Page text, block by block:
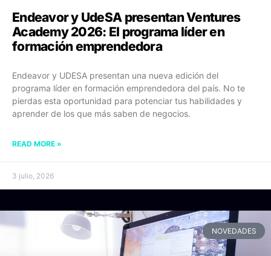
Endeavor y UdeSA presentan Ventures
Academy 2026: El programa líder en
formación emprendedora
Endeavor y UDESA presentan una nueva edición del
programa líder en formación emprendedora del país. No te
pierdas esta oportunidad para potenciar tus habilidades y
aprender de los que más saben de negocios.
READ MORE »
3 julio, 2026
NOVEDADES